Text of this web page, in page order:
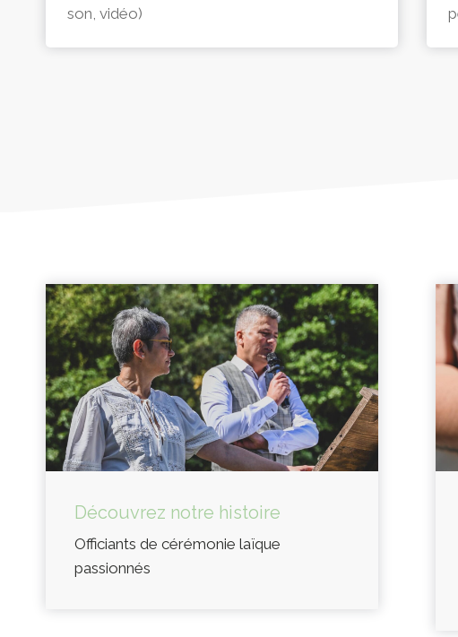
son, vidéo)
Découvrez notre histoire
Officiants de cérémonie laïque
passionnés